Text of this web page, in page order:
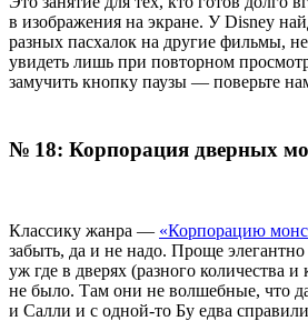
в изображения на экране. У Disney
разных пасхалок на другие фильмы,
увидеть лишь при повторном
замучить кнопку паузы — поверьте
№ 18: Корпорация дверных
Классику жанра — «Корпорацию
забыть, да и не надо. Проще
уж где в дверях (разного количества и
не было. Там они не волшебные, что
и Салли и с одной-то Бу едва